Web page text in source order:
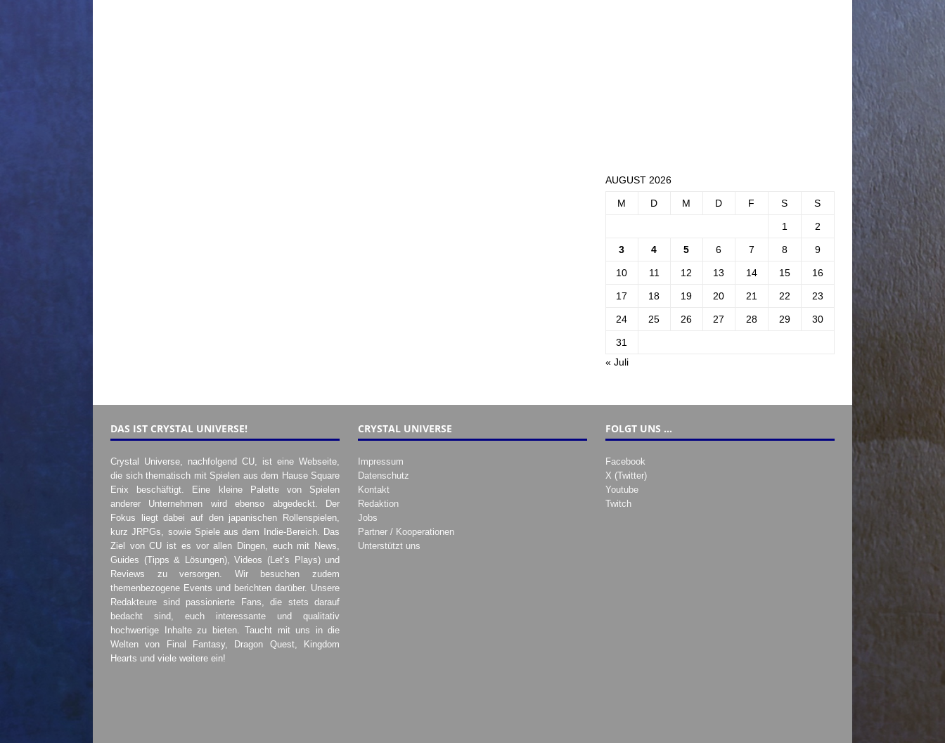
AUGUST 2026
M D M D F S S
1 2
3 4 5 6 7 8 9
10 11 12 13 14 15 16
17 18 19 20 21 22 23
24 25 26 27 28 29 30
31
« Juli
DAS IST CRYSTAL UNIVERSE!
Crystal Universe, nachfolgend CU, ist eine Webseite,
die sich thematisch mit Spielen aus dem Hause Square
Enix beschäftigt. Eine kleine Palette von Spielen
anderer Unternehmen wird ebenso abgedeckt. Der
Fokus liegt dabei auf den japanischen Rollenspielen,
kurz JRPGs, sowie Spiele aus dem Indie-Bereich. Das
Ziel von CU ist es vor allen Dingen, euch mit News,
Guides (Tipps & Lösungen), Videos (Let’s Plays) und
Reviews zu versorgen. Wir besuchen zudem
themenbezogene Events und berichten darüber. Unsere
Redakteure sind passionierte Fans, die stets darauf
bedacht sind, euch interessante und qualitativ
hochwertige Inhalte zu bieten. Taucht mit uns in die
Welten von Final Fantasy, Dragon Quest, Kingdom
Hearts und viele weitere ein!
CRYSTAL UNIVERSE
Impressum
Datenschutz
Kontakt
Redaktion
Jobs
Partner / Kooperationen
Unterstützt uns
FOLGT UNS …
Facebook
X (Twitter)
Youtube
Twitch